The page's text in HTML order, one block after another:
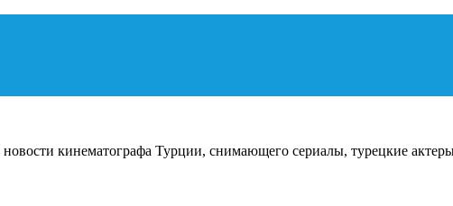
кинематографа Турции, снимающего сериалы, турецкие